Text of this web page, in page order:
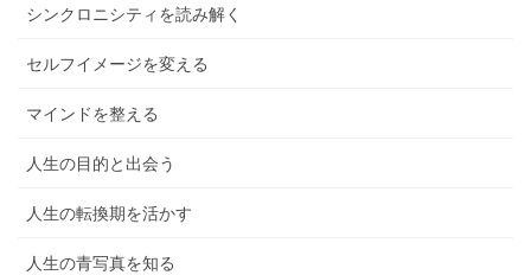
シンクロニシティを読み解く
セルフイメージを変える
マインドを整える
人生の目的と出会う
人生の転換期を活かす
人生の青写真を知る